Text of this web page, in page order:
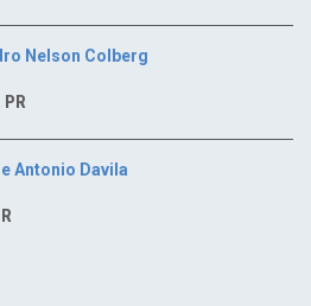
Nelson Colberg
PR
Antonio Davila